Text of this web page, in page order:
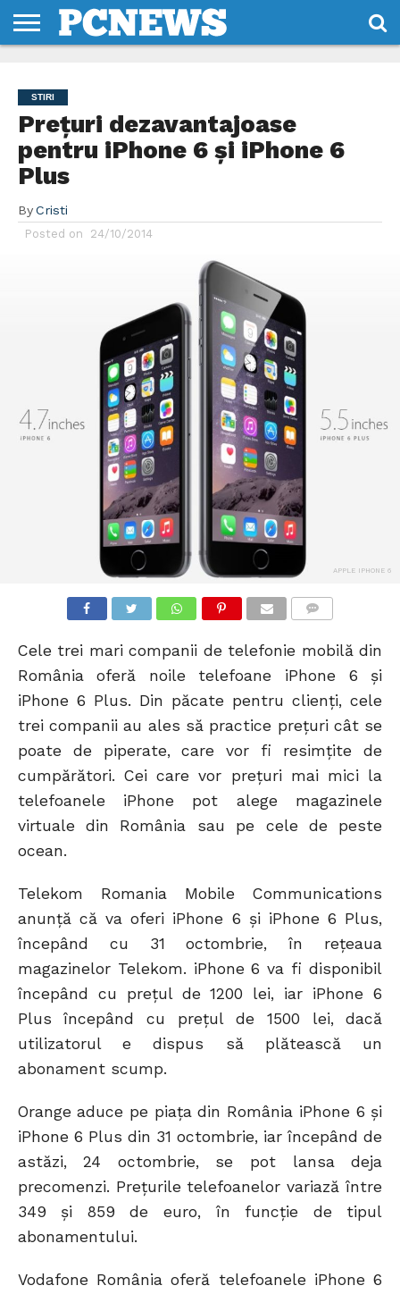
NOI
SI
CONDITII
STIRI
Prețuri dezavantajoase
pentru iPhone 6 și iPhone 6
Plus
By Cristi
Posted on 24/10/2014
APPLE IPHONE 6
Cele trei mari companii de telefonie mobilă din
România oferă noile telefoane iPhone 6 și
iPhone 6 Plus. Din păcate pentru clienți, cele
trei companii au ales să practice prețuri cât se
poate de piperate, care vor fi resimțite de
cumpărători. Cei care vor prețuri mai mici la
telefoanele iPhone pot alege magazinele
virtuale din România sau pe cele de peste
ocean.
Telekom Romania Mobile Communications
anunță că va oferi iPhone 6 și iPhone 6 Plus,
începând cu 31 octombrie, în rețeaua
magazinelor Telekom. iPhone 6 va fi disponibil
începând cu prețul de 1200 lei, iar iPhone 6
Plus începând cu prețul de 1500 lei, dacă
utilizatorul e dispus să plătească un
abonament scump.
Orange aduce pe piața din România iPhone 6 și
iPhone 6 Plus din 31 octombrie, iar începând de
astăzi, 24 octombrie, se pot lansa deja
precomenzi. Prețurile telefoanelor variază între
349 și 859 de euro, în funcție de tipul
abonamentului.
Vodafone România oferă telefoanele iPhone 6